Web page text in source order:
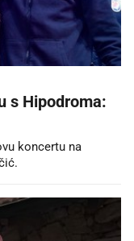
s Hipodroma:
koncertu na